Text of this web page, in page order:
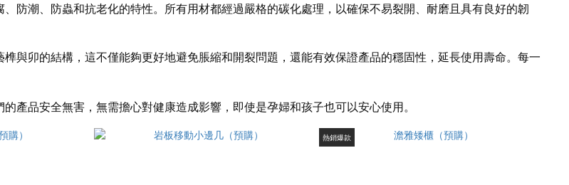
防潮、防蟲和抗老化的特性。所有用材都經過嚴格的碳化處理，以確保不易裂開、耐磨且具有良好的韌
與卯的結構，這不僅能夠更好地避免脹縮和開裂問題，還能有效保證產品的穩固性，延長使用壽命。每一
產品安全無害，無需擔心對健康造成影響，即使是孕婦和孩子也可以安心使用。
熱銷爆款